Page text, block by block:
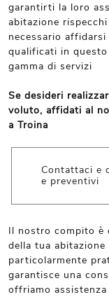
garantirti la loro
abitazione
necessario
qualificati in
gamma di servizi
Se desideri
voluto, affidati al
a Troina
Contattaci e
e preventivi
Il nostro compito è
della tua
particolarmente
garantisce una
offriamo